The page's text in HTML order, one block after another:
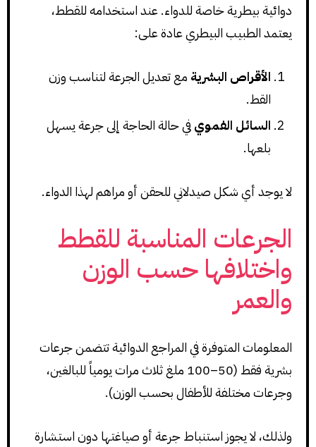
دوائية بيطرية خاصة للدواء. عند استخدامه للقطط،
يعتمد الطبيب البيطري عادة على:
الأقراص البشرية مع تعديل الجرعة لتناسب وزن
القط.
السائل الفمويفي حالة الحاجة إلى جرعة يسهل
بلعها.
لا يوجد أي شكل صيدلاني للحقن أو مراهم لهذا الدواء.
الجرعات المناسبة للقطط
واختلافها حسب الوزن
والعمر
المعلومات المتوفرة في المراجع الدوائية تتضمن جرعات
بشرية فقط (50–100 ملغ ثلاث مرات يومياً للبالغين،
وجرعات مختلفة للأطفال بحسب الوزن).
ولذلك، لا يجوز استنباط جرعة أو صياغتها دون استشارة